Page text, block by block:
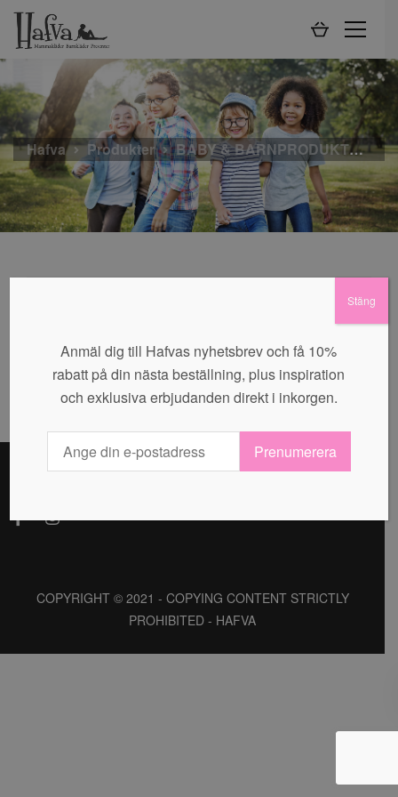
Hafva Produkter BABY & BARNPRODUKTER
COPYRIGHT © 2021 - COPYING CONTENT STRICTLY
PROHIBITED - HAFVA
Anmäl dig till Hafvas nyhetsbrev och få 10%
rabatt på din nästa beställning, plus inspiration
och exklusiva erbjudanden direkt i inkorgen.
Prenumerera
Stäng